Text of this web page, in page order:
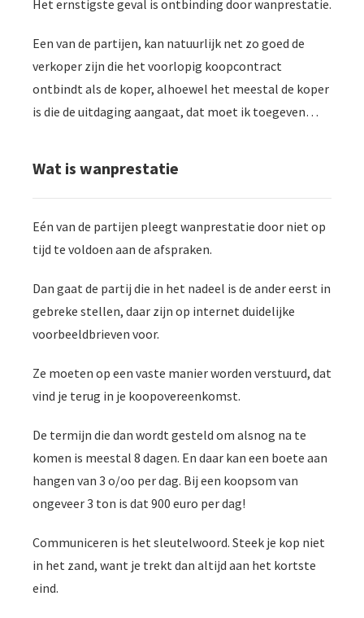
Het ernstigste geval is ontbinding door wanprestatie.
Een van de partijen, kan natuurlijk net zo goed de
verkoper zijn die het voorlopig koopcontract
ontbindt als de koper, alhoewel het meestal de koper
is die de uitdaging aangaat, dat moet ik toegeven…
Wat is wanprestatie
Eén van de partijen pleegt wanprestatie door niet op
tijd te voldoen aan de afspraken.
Dan gaat de partij die in het nadeel is de ander eerst in
gebreke stellen, daar zijn op internet duidelijke
voorbeeldbrieven voor.
Ze moeten op een vaste manier worden verstuurd, dat
vind je terug in je koopovereenkomst.
De termijn die dan wordt gesteld om alsnog na te
komen is meestal 8 dagen. En daar kan een boete aan
hangen van 3 o/oo per dag. Bij een koopsom van
ongeveer 3 ton is dat 900 euro per dag!
Communiceren is het sleutelwoord. Steek je kop niet
in het zand, want je trekt dan altijd aan het kortste
eind.